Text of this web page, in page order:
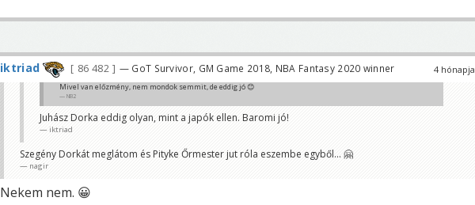
4 hónapja
iktriad 86 482 — GoT Survivor, GM Game 2018, NBA Fantasy 2020 winner
Mivel van előzmény, nem mondok semmit, de eddig jó 😊
NB2
Juhász Dorka eddig olyan, mint a japók ellen. Baromi jó!
iktriad
Szegény Dorkát meglátom és Pityke Őrmester jut róla eszembe egyből... 🤗
nagir
Nekem nem. 😀